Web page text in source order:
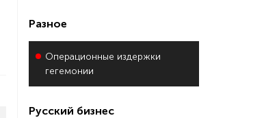
Разное
Операционные издержки
гегемонии
Русский бизнес